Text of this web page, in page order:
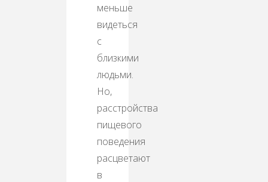
меньше
видеться
с
близкими
людьми.
Но,
расстройства
пищевого
поведения
расцветают
в